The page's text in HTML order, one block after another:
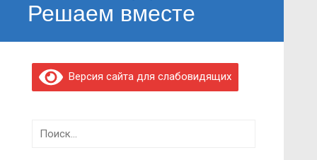
Решаем вместе
Версия сайта для слабовидящих
Найти: